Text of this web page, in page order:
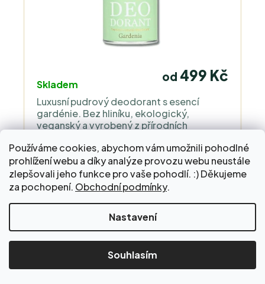
Používáme cookies, abychom vám umožnili pohodlné
prohlížení webu a díky analýze provozu webu neustále
zlepšovali jeho funkce pro vaše pohodlí. :) Děkujeme
za pochopení. Obchodní podmínky.
Nastavení
Souhlasím
Nakupte za 2 000 Kč a dopravu do Balíkovny zaplatíme
Skladem
od 499 Kč
Luxusní pudrový deodorant s esencí
gardénie. Bez hliníku, ekologický,
veganský a vyrobený z přírodních
podráždění.
DETAIL
Pudrový deodorant s vůní jasmínu